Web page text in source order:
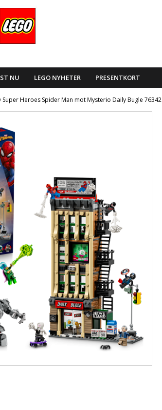
NU LEGO NYHETER PRESENTKORT
Super Heroes Spider Man mot Mysterio Daily Bugle 76342